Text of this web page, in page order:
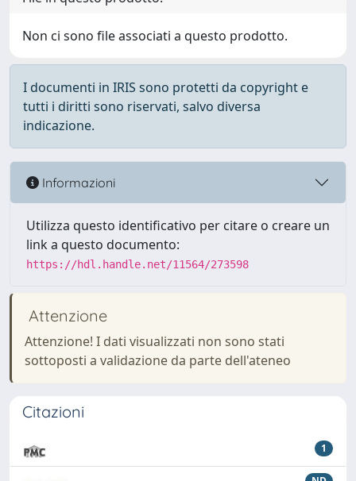
Non ci sono file associati a questo prodotto.
I documenti in IRIS sono protetti da copyright e
tutti i diritti sono riservati, salvo diversa
indicazione.
Informazioni
Utilizza questo identificativo per citare o creare un
link a questo documento:
https://hdl.handle.net/11564/273598
Attenzione
Attenzione! I dati visualizzati non sono stati
sottoposti a validazione da parte dell'ateneo
Citazioni
1